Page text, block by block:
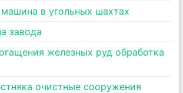
в угольных шахтах
завода
железных руд обработка
очистные сооружения